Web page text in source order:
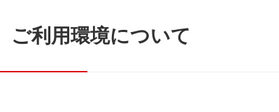
ご利用環境について